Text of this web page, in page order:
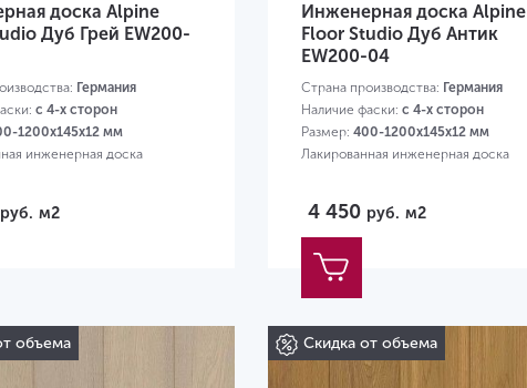
доска Alpine
Дуб Грей EW200-
Германия
с 4-х сторон
1200х145х12 мм
инженерная доска
руб. м2
Инженерная доска Alpine
Floor Studio Дуб Антик
EW200-04
Страна производства: Германия
Наличие фаски: с 4-х сторон
Размер: 400-1200х145х12 мм
Лакированная инженерная доска
4 450 руб. м2
объема Скидка от объема